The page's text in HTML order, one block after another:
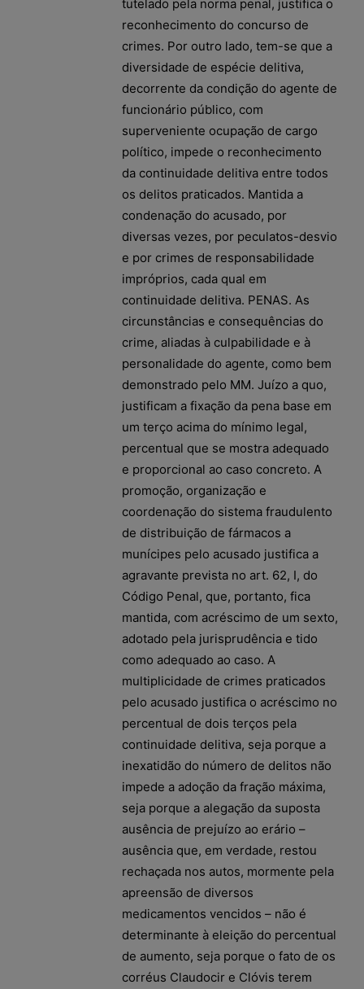
tutelado pela norma penal, justifica o
reconhecimento do concurso de
crimes. Por outro lado, tem-se que a
diversidade de espécie delitiva,
decorrente da condição do agente de
funcionário público, com
superveniente ocupação de cargo
político, impede o reconhecimento
da continuidade delitiva entre todos
os delitos praticados. Mantida a
condenação do acusado, por
diversas vezes, por peculatos-desvio
e por crimes de responsabilidade
impróprios, cada qual em
continuidade delitiva. PENAS. As
circunstâncias e consequências do
crime, aliadas à culpabilidade e à
personalidade do agente, como bem
demonstrado pelo MM. Juízo a quo,
justificam a fixação da pena base em
um terço acima do mínimo legal,
percentual que se mostra adequado
e proporcional ao caso concreto. A
promoção, organização e
coordenação do sistema fraudulento
de distribuição de fármacos a
munícipes pelo acusado justifica a
agravante prevista no art. 62, I, do
Código Penal, que, portanto, fica
mantida, com acréscimo de um sexto,
adotado pela jurisprudência e tido
como adequado ao caso. A
multiplicidade de crimes praticados
pelo acusado justifica o acréscimo no
percentual de dois terços pela
continuidade delitiva, seja porque a
inexatidão do número de delitos não
impede a adoção da fração máxima,
seja porque a alegação da suposta
ausência de prejuízo ao erário –
ausência que, em verdade, restou
rechaçada nos autos, mormente pela
apreensão de diversos
medicamentos vencidos – não é
determinante à eleição do percentual
de aumento, seja porque o fato de os
corréus Claudocir e Clóvis terem